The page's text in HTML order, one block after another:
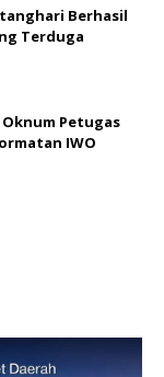
Berhasil
Terduga
Petugas
IWO